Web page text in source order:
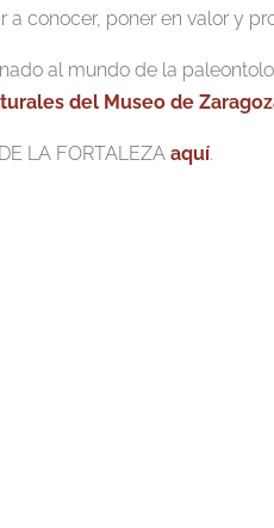
conocer, poner en valor y
al mundo de la
del Museo de
LA FORTALEZAaquí.